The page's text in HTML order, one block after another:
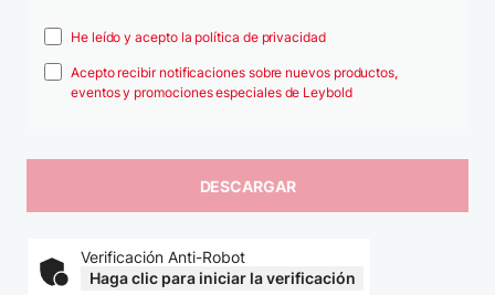
He leído y acepto la política de privacidad
Acepto recibir notificaciones sobre nuevos productos,
eventos y promociones especiales de Leybold
Verificación Anti-Robot
Haga clic para iniciar la verificación